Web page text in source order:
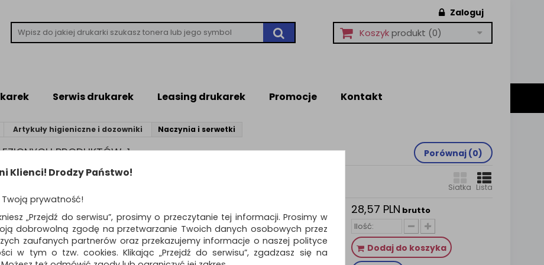
Zaloguj
Koszykprodukt (0)
Serwis drukarek Leasing drukarek Promocje Kontakt
Artykuły higieniczne i dozowniki Naczynia i serwetki
PRODUKTÓW: 1 Porównaj (0)
Siatka Lista
PRODUCTS, 17cm, 100 szt.,
biała
plastikowa łyżka stołowa, długość 17cm…
28,57 PLN brutto
Dodaj do koszyka
Klienci! Drodzy Państwo!
prywatność!
„Przejdź do serwisu”, prosimy o przeczytanie tej informacji. Prosimy w
dobrowolną zgodę na przetwarzanie Twoich danych osobowych przez
zaufanych partnerów oraz przekazujemy informacje o naszej polityce
w tym o tzw. cookies. Klikając „Przejdź do serwisu”, zgadzasz się na